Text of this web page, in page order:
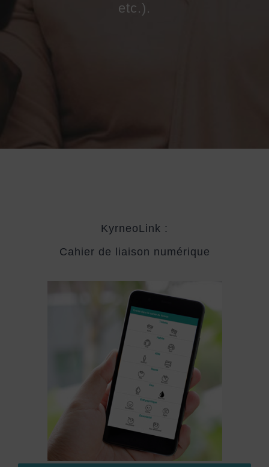
etc.).
KyrneoLink :
Cahier de liaison numérique